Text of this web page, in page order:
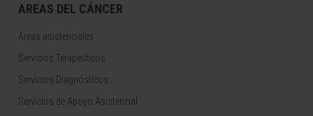
AREAS DEL CÁNCER
Áreas asistenciales
Servicios Terapeúticos
Servicios Diagnósticos
Servicios de Apoyo Asistencial